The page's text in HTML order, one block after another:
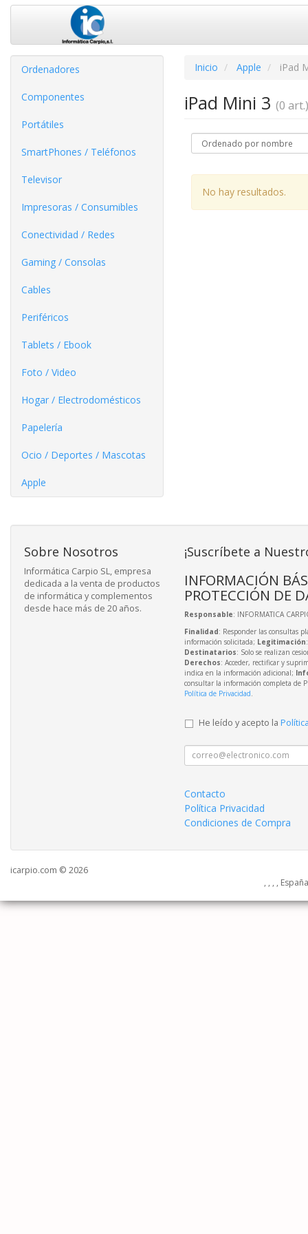
Ordenadores
Componentes
Portátiles
SmartPhones / Teléfonos
Televisor
Impresoras / Consumibles
Conectividad / Redes
Gaming / Consolas
Cables
Periféricos
Tablets / Ebook
Foto / Video
Hogar / Electrodomésticos
Papelería
Ocio / Deportes / Mascotas
Apple
Inicio Apple iPad
iPad Mini 3 (0 art.)
No hay resultados.
Sobre Nosotros
Informática Carpio SL, empresa
dedicada a la venta de productos
de informática y complementos
desde hace más de 20 años.
¡Suscríbete a
INFORMACIÓN
PROTECCIÓN DE
Responsable: INFORMATICA
Finalidad: Responder las consultas
información solicitada; Legitimación
Destinatarios: Solo se realizan
Derechos: Acceder, rectificar y
indica en la información adicional;
consultar la información completa de
Política de Privacidad.
He leído y acepto la
Contacto
Política Privacidad
Condiciones de Compra
icarpio.com © 2026
, , , ,